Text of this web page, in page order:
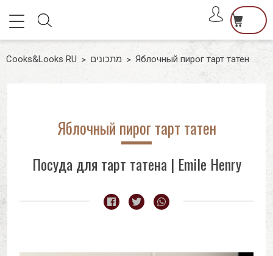
פתיחת
חלונית
פתיחת
חלונית
משתמש
Нет товаров корзине
Close
Cooks&Looks RU מתכונים Яблочный пирог тарт татен
Яблочный пирог тарт татен
Посуда для тарт татена | Emile Henry